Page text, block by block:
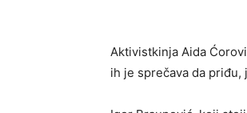
Aktivistkinja Aida
ih je sprečava da priđu,